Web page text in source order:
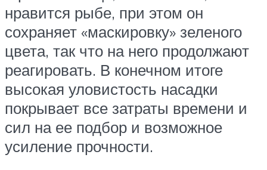
нравится рыбе, при этом он
сохраняет «маскировку» зеленого
цвета, так что на него продолжают
реагировать. В конечном итоге
высокая уловистость насадки
покрывает все затраты времени и
сил на ее подбор и возможное
усиление прочности.